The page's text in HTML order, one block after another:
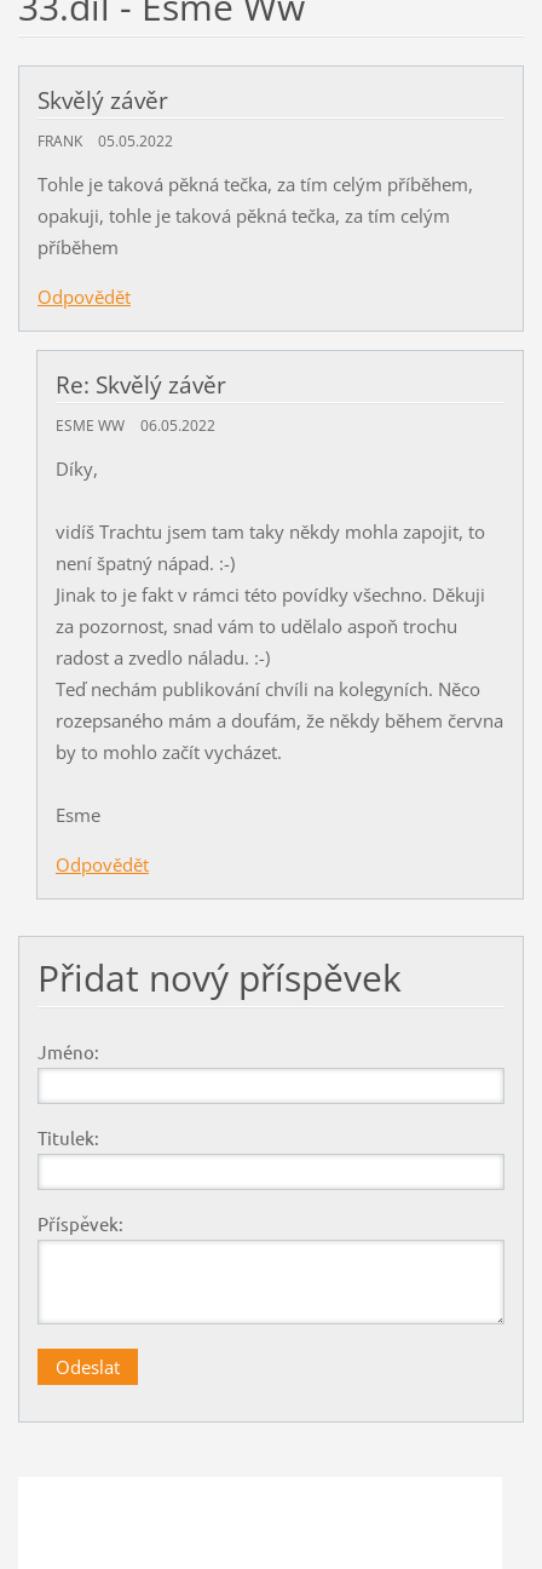
Skvělý závěr
FRANK 05.05.2022
Tohle je taková pěkná tečka, za tím celým příběhem,
opakuji, tohle je taková pěkná tečka, za tím celým
příběhem
Odpovědět
Re: Skvělý závěr
ESME WW 06.05.2022
Díky,
vidíš Trachtu jsem tam taky někdy mohla zapojit, to
není špatný nápad. :-)
Jinak to je fakt v rámci této povídky všechno. Děkuji
za pozornost, snad vám to udělalo aspoň trochu
radost a zvedlo náladu. :-)
Teď nechám publikování chvíli na kolegyních. Něco
rozepsaného mám a doufám, že někdy během června
by to mohlo začít vycházet.
Esme
Odpovědět
Přidat nový příspěvek
Jméno:
Titulek:
Příspěvek: